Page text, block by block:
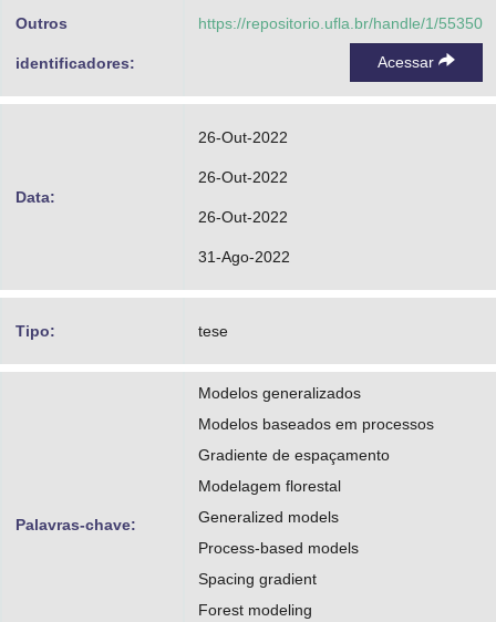
Outros
identificadores:
https://repositorio.ufla.br/handle/1/55350
Acessar
Data:
26-Out-2022
26-Out-2022
26-Out-2022
31-Ago-2022
Tipo: tese
Palavras-chave:
Modelos generalizados
Modelos baseados em processos
Gradiente de espaçamento
Modelagem florestal
Generalized models
Process-based models
Spacing gradient
Forest modeling